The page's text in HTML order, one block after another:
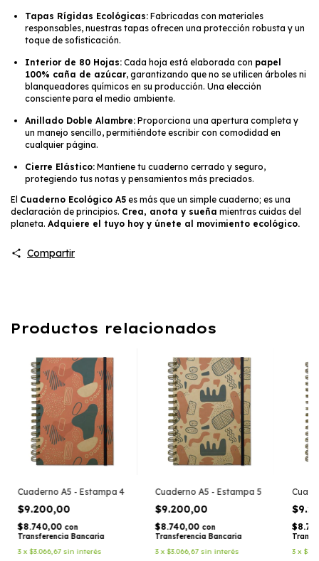
Tapas Rígidas Ecológicas: Fabricadas con materiales
responsables, nuestras tapas ofrecen una protección robusta y un
toque de sofisticación.
Interior de 80 Hojas: Cada hoja está elaborada con papel
100% caña de azúcar, garantizando que no se utilicen árboles ni
blanqueadores químicos en su producción. Una elección
consciente para el medio ambiente.
Anillado Doble Alambre: Proporciona una apertura completa y
un manejo sencillo, permitiéndote escribir con comodidad en
cualquier página.
Cierre Elástico: Mantiene tu cuaderno cerrado y seguro,
protegiendo tus notas y pensamientos más preciados.
El Cuaderno Ecológico A5 es más que un simple cuaderno; es una
declaración de principios. Crea, anota y sueña mientras cuidas del
planeta. Adquiere el tuyo hoy y únete al movimiento ecológico.
Compartir
Productos relacionados
Cuaderno A5 - Estampa 4
$9.200,00
$8.740,00 con
Transferencia Bancaria
3 x$3.066,67 sin interés
Cuaderno A5 - Estampa 5
$9.200,00
$8.740,00 con
Transferencia Bancaria
3 x$3.066,67 sin interés
3 x